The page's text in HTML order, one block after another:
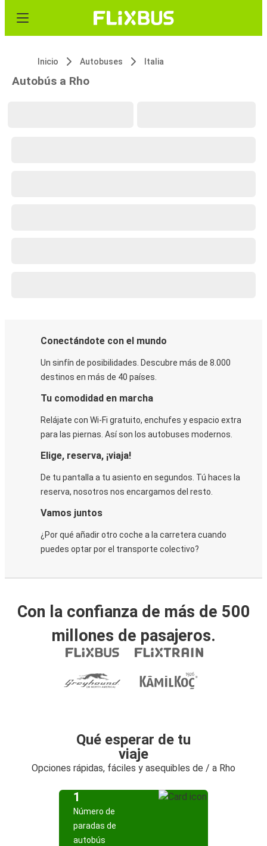
Inicio Autobuses Italia
Autobús a Rho
Conectándote con el mundo
Un sinfín de posibilidades. Descubre más de 8.000
destinos en más de 40 países.
Tu comodidad en marcha
Relájate con Wi-Fi gratuito, enchufes y espacio extra
para las piernas. Así son los autobuses modernos.
Elige, reserva, ¡viaja!
De tu pantalla a tu asiento en segundos. Tú haces la
reserva, nosotros nos encargamos del resto.
Vamos juntos
¿Por qué añadir otro coche a la carretera cuando
puedes optar por el transporte colectivo?
Con la confianza de más de 500
millones de pasajeros.
Qué esperar de tu
viaje
Opciones rápidas, fáciles y asequibles de / a Rho
1
Número de
paradas de
autobús